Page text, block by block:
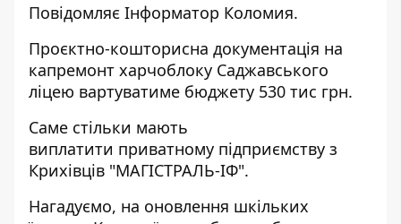
Повідомляє Інформатор Коломия.
Проєктно-кошторисна документація на
капремонт харчоблоку Саджавського
ліцею вартуватиме бюджету 530 тис грн.
Саме стільки мають
виплатити приватному підприємству з
Крихівців "МАГІСТРАЛЬ-ІФ".
Нагадуємо, на оновлення шкільких